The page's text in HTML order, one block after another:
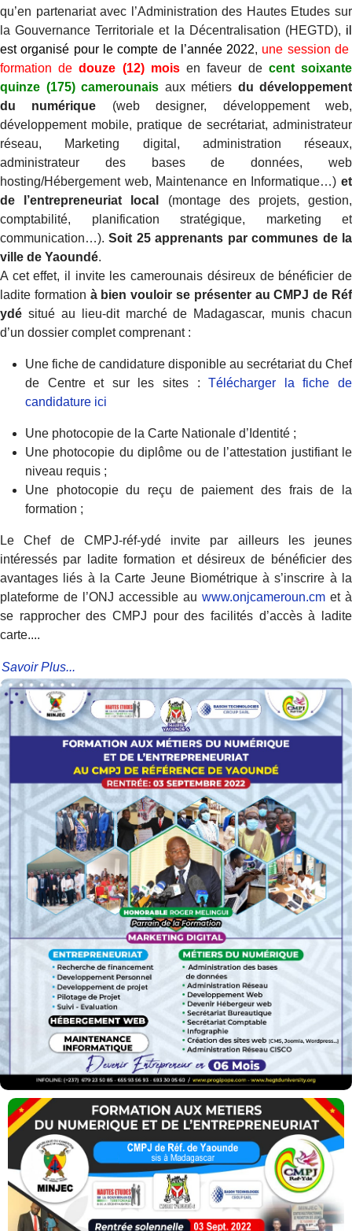
qu’en partenariat avec l’Administration des Hautes Etudes sur
la Gouvernance Territoriale et la Décentralisation (HEGTD), il
est organisé pour le compte de l’année 2022, une session de
formation dedouze (12) moisen faveur de cent soixante
quinze (175) camerounais aux métiers du développement
du numérique (web designer, développement web,
développement mobile, pratique de secrétariat, administrateur
réseau, Marketing digital, administration réseaux,
administrateur des bases de données, web
hosting/Hébergement web, Maintenance en Informatique…) et
de l’entrepreneuriat local (montage des projets, gestion,
comptabilité, planification stratégique, marketing et
communication…).Soit 25 apprenants par communes de la
ville de Yaoundé.
A cet effet, il invite les camerounais désireux de bénéficier de
ladite formation à bien vouloir se présenter au CMPJ de Réf
ydé situé au lieu-dit marché de Madagascar, munis chacun
d’un dossier complet comprenant :
Une fiche de candidature disponible au secrétariat du Chef
de Centre et sur les sites :Télécharger la fiche de
candidature ici
Une photocopie de la Carte Nationale d’Identité ;
Une photocopie du diplôme ou de l’attestation justifiant le
niveau requis ;
Une photocopie du reçu de paiement des frais de la
formation ;
Le Chef de CMPJ-réf-ydé invite par ailleurs les jeunes
intéressés par ladite formation et désireux de bénéficier des
avantages liés à la Carte Jeune Biométrique à s’inscrire à la
plateforme de l’ONJ accessible au www.onjcameroun.cm et à
se rapprocher des CMPJ pour des facilités d’accès à ladite
carte....
Savoir Plus...